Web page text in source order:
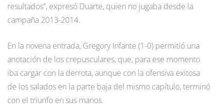
resultados”, expresó Duarte, quien no jugaba desde la
campaña 2013-2014.
En la novena entrada, Gregory Infante (1-0) permitió una
anotación de los crepusculares, que, para ese momento
iba cargar con la derrota, aunque con la ofensiva exitosa
de los salados en la parte baja del mismo capítulo, terminó
con el triunfo en sus manos.